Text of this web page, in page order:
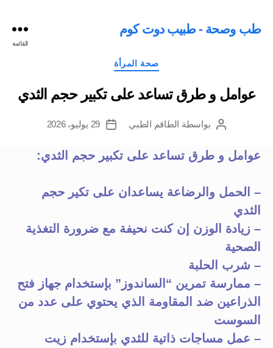
طب وصحة - طبيب دوت كوم
القائمة
التصنيفات
صحة المرأة
عوامل و طرق تساعد على تكبير حجم الثدي
كاتببواسطة الطاقم الطبي
تاريخ
29 يوليو، 2026
عوامل و طرق تساعد على تكبير حجم الثدي:
– الحمل والرضاعة يساعدان على تكير حجم
الثدي
– زيادة الوزن إن كنت نحيفة مع ضرورة التغذية
الصحية
– شرب الحلبة
– ممارسة تمرين “الساندوز” بإستخدام جهاز فتح
الذراعين ضد المقاومة الذي يحتوي على عدد من
السوست
– عمل مساجات ذاتية للثدي بإستخدام زيت